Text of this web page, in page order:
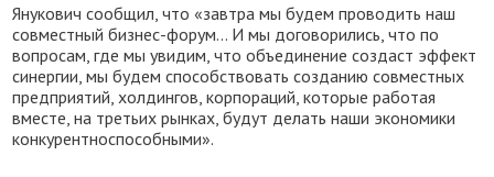
Янукович сообщил, что «завтра мы будем проводить наш
совместный бизнес-форум… И мы договорились, что по
вопросам, где мы увидим, что объединение создаст эффект
синергии, мы будем способствовать созданию совместных
предприятий, холдингов, корпораций, которые работая
вместе, на третьих рынках, будут делать наши экономики
конкурентноспособными».